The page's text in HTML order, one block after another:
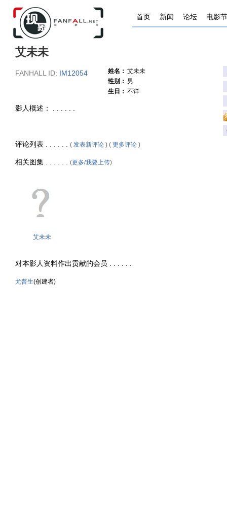
首页 新闻 论坛 电影节
艾未未
FANHALL ID: IM12054 姓名： 艾未未
性别： 男
生日： 不详
影人概述： . . . . . .
评论列表 . . . . . . ( 发表新评论 ) ( 更多评论 )
相关图集 . . . . . . (更多/我要上传)
艾未未
对本影人资料作出贡献的会员 . . . . . .
尤普生(创建者)